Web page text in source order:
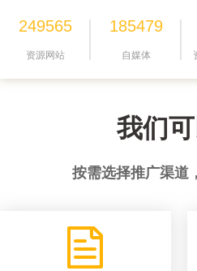
249565
资源网站
185479
自媒体
我们
按需选择推广渠道